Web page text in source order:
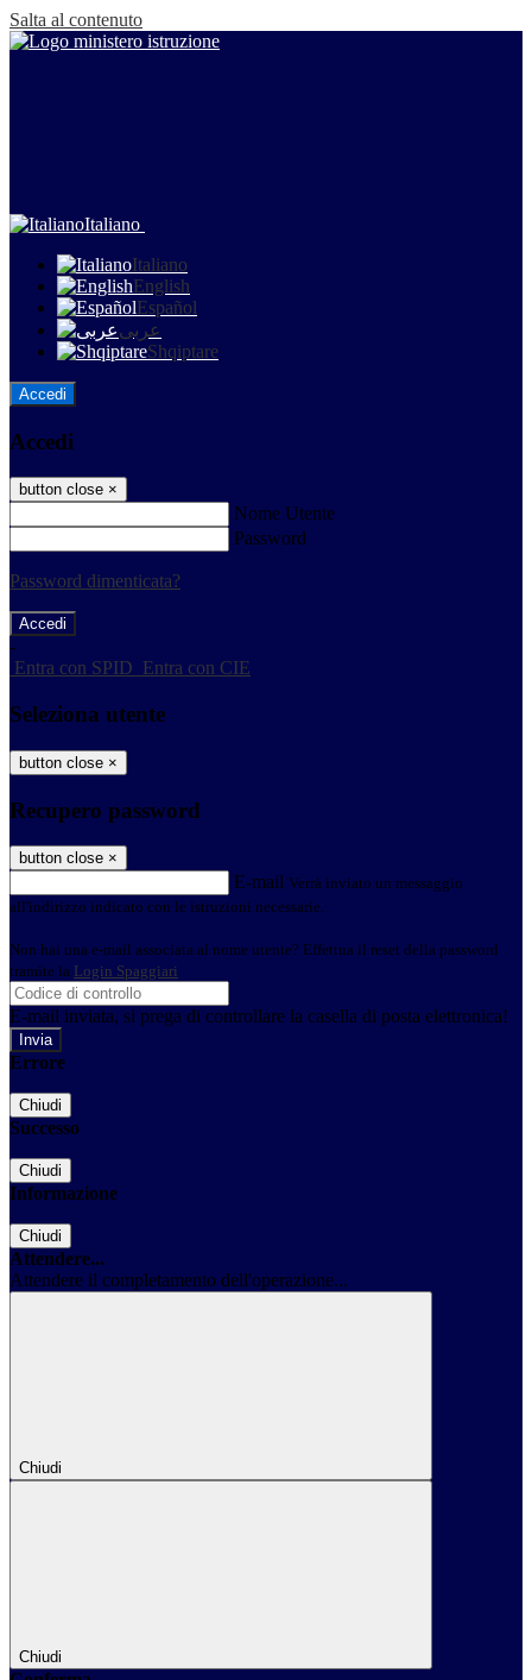
Salta al contenuto
Italiano
Italiano
English
Español
عربى
Shqiptare
Accedi
Accedi
button close ×
Nome Utente
Password
Password dimenticata?
-
Entra con SPID Entra con CIE
Seleziona utente
button close ×
Recupero password
button close ×
E-mail Verrà inviato un messaggio
all'indirizzo indicato con le istruzioni necessarie.
Non hai una e-mail associata al nome utente? Effettua il reset della password
tramite la Login Spaggiari
E-mail inviata, si prega di controllare la casella di posta elettronica!
Errore
Chiudi
Successo
Chiudi
Informazione
Chiudi
Attendere...
Attendere il completamento dell'operazione...
Chiudi
Chiudi